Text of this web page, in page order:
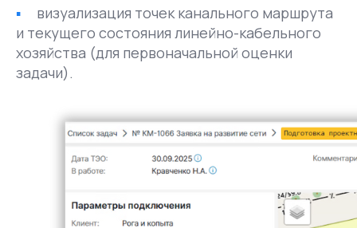
визуализация точек канального маршрута
и текущего состояния линейно-кабельного
хозяйства (для первоначальной оценки
задачи).